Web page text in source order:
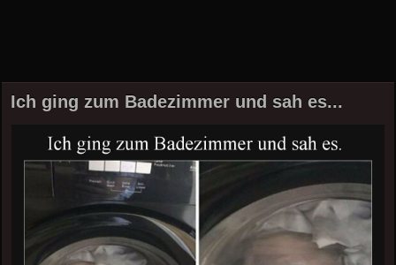
Ich ging zum Badezimmer und sah es...